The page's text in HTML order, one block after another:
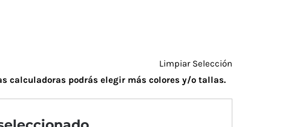
Limpiar Selección
calculadoras podrás elegir más colores y/o tallas.